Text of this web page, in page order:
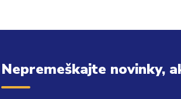
Nepremeškajte novinky,